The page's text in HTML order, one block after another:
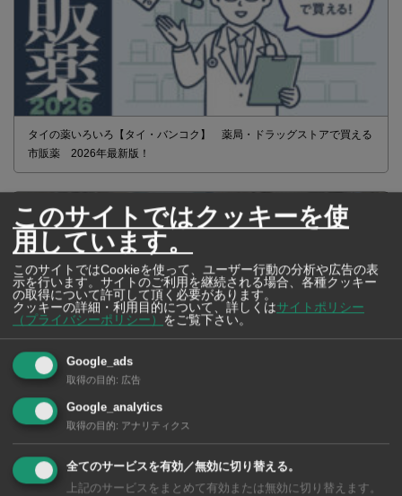
タイの薬いろいろ【タイ・バンコク】 薬局・ドラッグストアで買える
市販薬 2026年最新版！
2026年版 タイの鉄道事情 電車でGO！
このサイトではクッキーを使
用しています。
このサイトではCookieを使って、ユーザー行動の分析や広告の表
示を行います。サイトのご利用を継続される場合、各種クッキー
の取得について許可して頂く必要があります。
クッキーの詳細・利用目的について、詳しくはサイトポリシー
（プライバシーポリシー）
をご覧下さい。
Google_ads
取得の目的: 広告
Google_analytics
取得の目的: アナリティクス
全てのサービスを有効／無効に切り替える。
上記のサービスをまとめて有効または無効に切り替えます。